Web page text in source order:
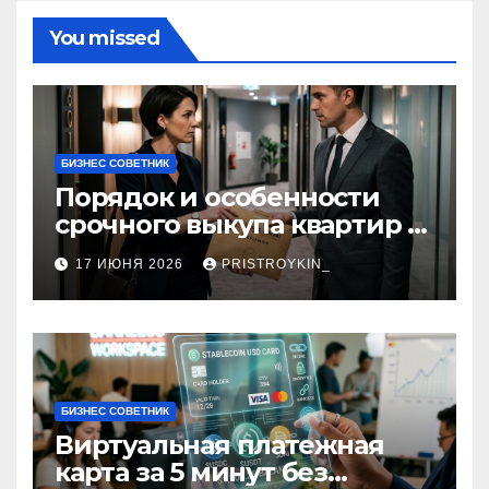
You missed
БИЗНЕС СОВЕТНИК
Порядок и особенности
срочного выкупа квартир в
срок 1–3 дня
17 ИЮНЯ 2026 PRISTROYKIN_
БИЗНЕС СОВЕТНИК
Виртуальная платежная
карта за 5 минут без